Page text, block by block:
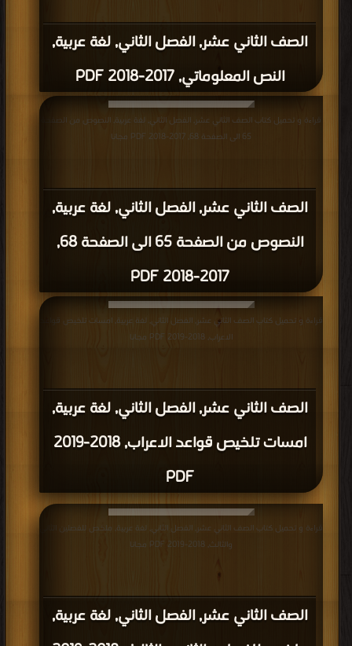
الصف الثاني عشر, الفصل الثاني, لغة عربية,
النص المعلوماتي, 2017-2018 PDF
الصف الثاني عشر, الفصل الثاني, لغة عربية,
النصوص من الصفحة 65 الى الصفحة 68,
2017-2018 PDF
قراءة و تحميل كتاب الصف الثاني عشر, الفصل الثاني, لغة عربية, النصوص من الصفحة
65 الى الصفحة 68, 2017-2018 PDF مجانا
الصف الثاني عشر, الفصل الثاني, لغة عربية,
امسات تلخيص قواعد الاعراب, 2018-2019
PDF
قراءة و تحميل كتاب الصف الثاني عشر, الفصل الثاني, لغة عربية, امسات تلخيص قواعد
الاعراب, 2018-2019 PDF مجانا
الصف الثاني عشر, الفصل الثاني, لغة عربية,
قراءة و تحميل كتاب الصف الثاني عشر, الفصل الثاني, لغة عربية, ملخص للفصلين الثاني
والثالث, 2018-2019 PDF مجانا